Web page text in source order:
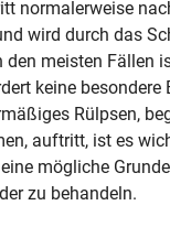
normalerweise
wird durch das
den meisten Fällen
keine besondere
Rülpsen,
auftritt, ist es
mögliche
zu behandeln.